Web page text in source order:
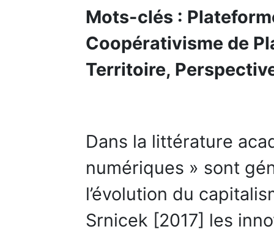
Mots-clés :
Coopérativisme de
Territoire,
Dans la littérature
numériques » sont
l’évolution du
Srnicek [2017] les